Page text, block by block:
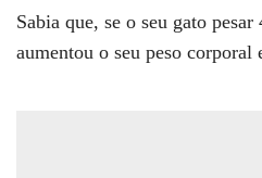
Sabia que, se o seu gato
aumentou o seu peso corporal